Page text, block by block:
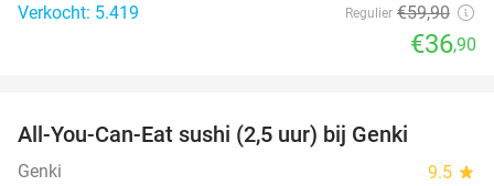
Verkocht: 5.419
Regulier €59,90
€36,90
All-You-Can-Eat sushi (2,5 uur) bij Genki
Genki 9.5 star